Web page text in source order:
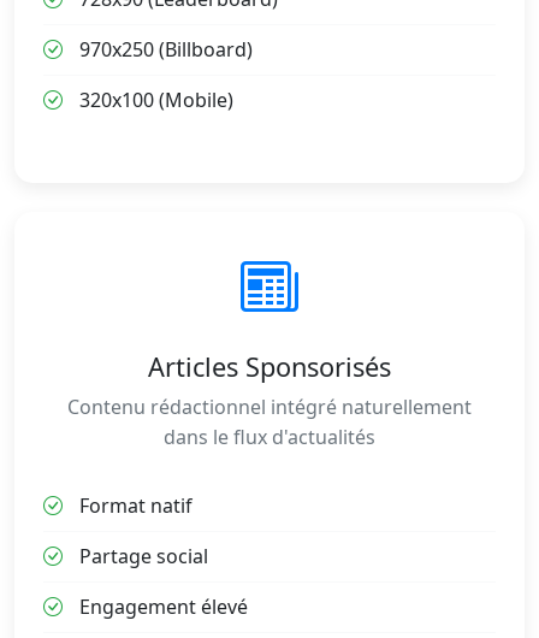
970x250 (Billboard)
320x100 (Mobile)
Articles Sponsorisés
Contenu rédactionnel intégré naturellement
dans le flux d'actualités
Format natif
Partage social
Engagement élevé